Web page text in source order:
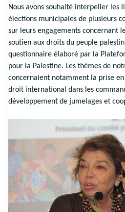
Nous avons souhaité interpeller les
élections municipales de plusieurs
sur leurs engagements concernant
soutien aux droits du peuple
questionnaire élaboré par la
pour la Palestine. Les thèmes de
concernaient notamment la prise
droit international dans les
développement de jumelages et